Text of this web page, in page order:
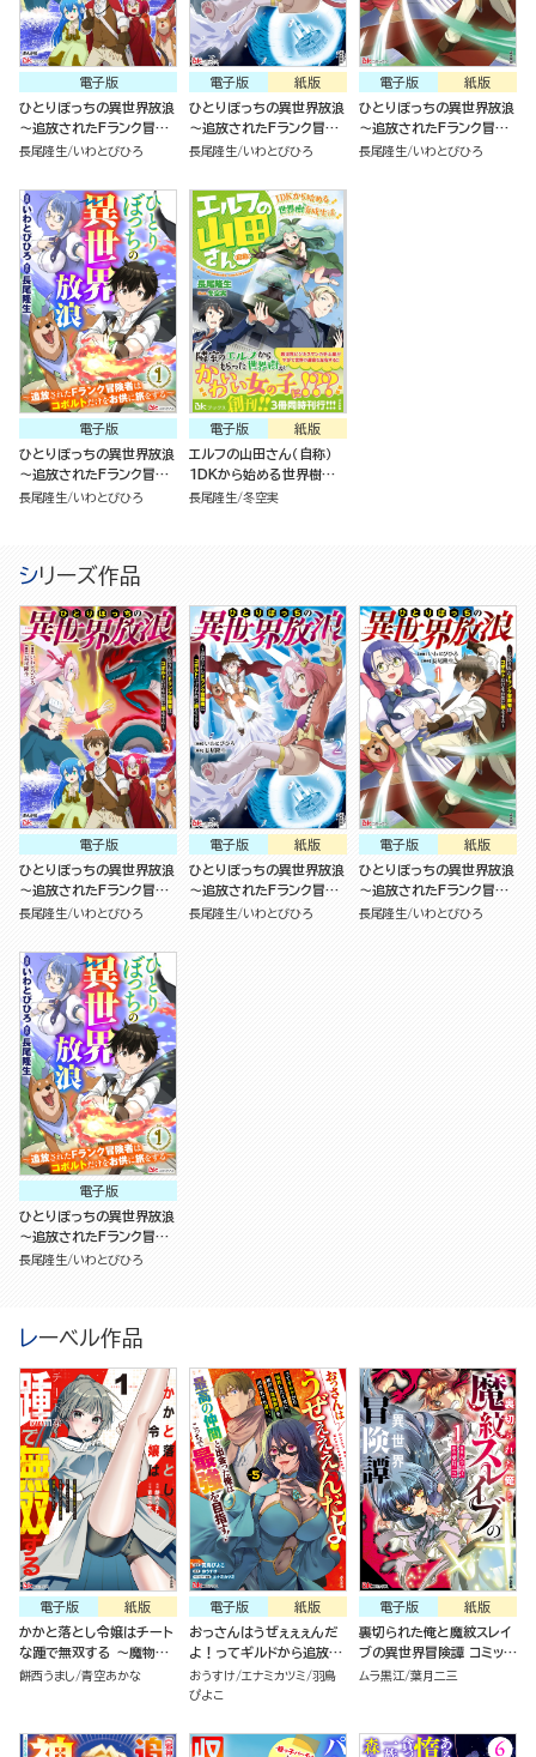
電子版
ひとりぼっちの異世界放浪
～追放されたFランク冒険
者はコボルトだけをお供に
長尾隆生 いわとびひろ
紙版
電子版
ひとりぼっちの異世界放浪
～追放されたFランク冒険
者はコボルトだけをお供に
長尾隆生 いわとびひろ
紙版
電子版
ひとりぼっちの異世界放浪
～追放されたFランク冒険
者はコボルトだけをお供に
長尾隆生 いわとびひろ
電子版
ひとりぼっちの異世界放浪
～追放されたFランク冒険
者はコボルトだけをお供に
長尾隆生 いわとびひろ
紙版
電子版
エルフの山田さん（自称）
1DKから始める世界樹育
成生活
長尾隆生 冬空実
シリーズ作品
電子版
ひとりぼっちの異世界放浪
～追放されたFランク冒険
者はコボルトだけをお供に
長尾隆生 いわとびひろ
紙版
電子版
ひとりぼっちの異世界放浪
～追放されたFランク冒険
者はコボルトだけをお供に
長尾隆生 いわとびひろ
紙版
電子版
ひとりぼっちの異世界放浪
～追放されたFランク冒険
者はコボルトだけをお供に
長尾隆生 いわとびひろ
電子版
ひとりぼっちの異世界放浪
～追放されたFランク冒険
者はコボルトだけをお供に
長尾隆生 いわとびひろ
レーベル作品
紙版
電子版
かかと落とし令嬢はチート
な踵で無双する ～魔物を
即死させて楽しんでいた
餅西うまし 青空あかな
紙版
電子版
おっさんはうぜぇぇぇんだ
よ！ってギルドから追放し
たくせに、後から復帰要請
を出されても遅い。最高の
で最強を目指す！ （5）
おうすけ エナミカツミ 羽鳥
ぴよこ
紙版
電子版
裏切られた俺と魔紋スレイ
ブの異世界冒険譚 コミック
版（1）
ムラ黒江 葉月二三